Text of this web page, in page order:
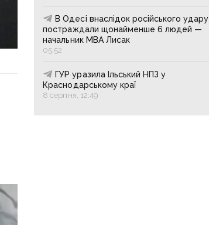
В Одесі внаслідок російського удару
постраждали щонайменше 6 людей —
начальник МВА Лисак
05:52
ГУР уразила Ільський НПЗ у
Краснодарському краї
8 серпня, 12:49